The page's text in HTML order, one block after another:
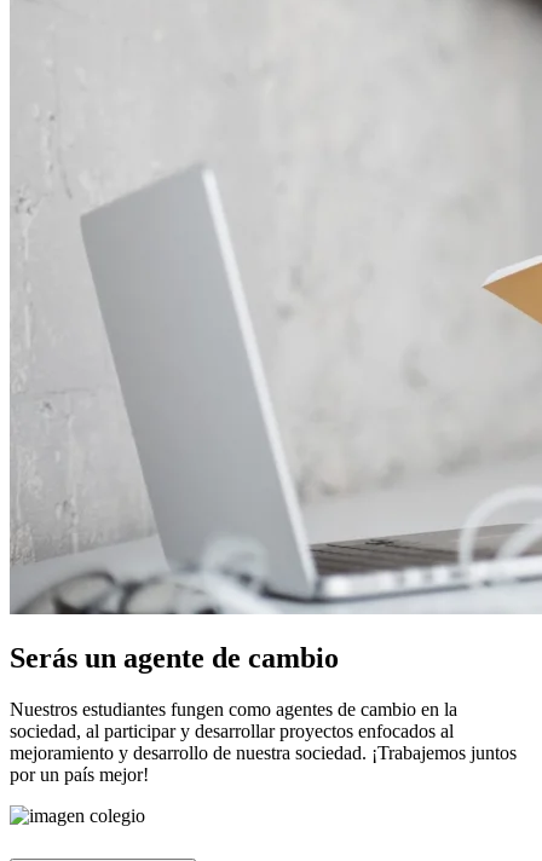
Serás un agente de cambio
Nuestros estudiantes fungen como agentes de cambio en la
sociedad, al participar y desarrollar proyectos enfocados al
mejoramiento y desarrollo de nuestra sociedad. ¡Trabajemos juntos
por un país mejor!